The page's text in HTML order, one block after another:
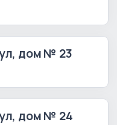
дом № 23
дом № 24